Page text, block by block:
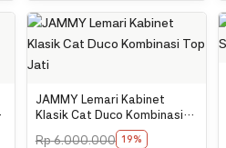
JAMMY Lemari Kabinet
Klasik Cat Duco Kombinasi
Rp6.000.000 19%